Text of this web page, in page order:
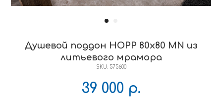
Душевой поддон HOPP 80x80 MN из
литьевого мрамора
SKU: 575600
39 000 р.